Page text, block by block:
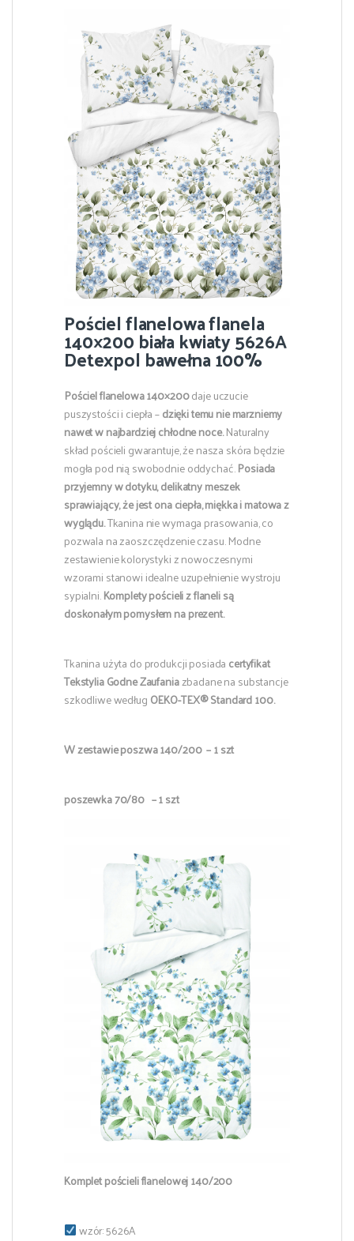
Pościel flanelowa flanela
140×200 biała kwiaty 5626A
Detexpol bawełna 100%
Pościel flanelowa 140×200daje uczucie
puszystości i ciepła –dzięki temunie marzniemy
nawet w najbardziej chłodne noce.Naturalny
skład pościeli gwarantuje, że nasza skóra będzie
mogła pod nią swobodnie oddychać.Posiada
przyjemny w dotyku, delikatny meszek
sprawiający, że jest ona ciepła, miękka i matowa z
wyglądu.Tkanina nie wymaga prasowania, co
pozwala na zaoszczędzenie czasu. Modne
zestawienie kolorystyki z nowoczesnymi
wzorami stanowi idealne uzupełnienie wystroju
sypialni.Komplety pościeli z flaneli są
doskonałym pomysłem na prezent.
Tkanina użyta do produkcji posiada certyfikat
Tekstylia Godne Zaufaniazbadane na substancje
szkodliwe według OEKO-TEX® Standard 100.
W zestawie poszwa 140/200 – 1 szt
poszewka 70/80 – 1 szt
Komplet pościeli flanelowej 140/200
wzór: 5626A